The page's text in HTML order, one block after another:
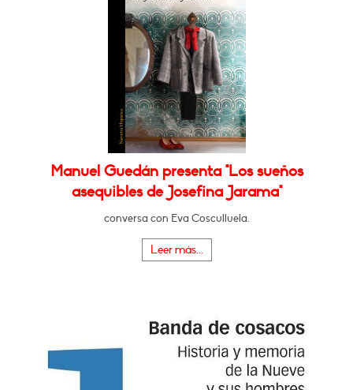
Manuel Guedán presenta "Los sueños
asequibles de Josefina Jarama"
conversa con Eva Cosculluela.
Leer más...